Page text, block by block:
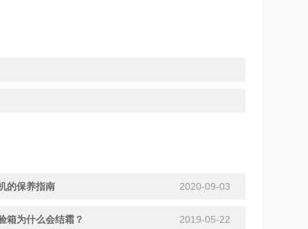
的保养指南 2020-09-03
箱为什么会结霜？ 2019-05-22